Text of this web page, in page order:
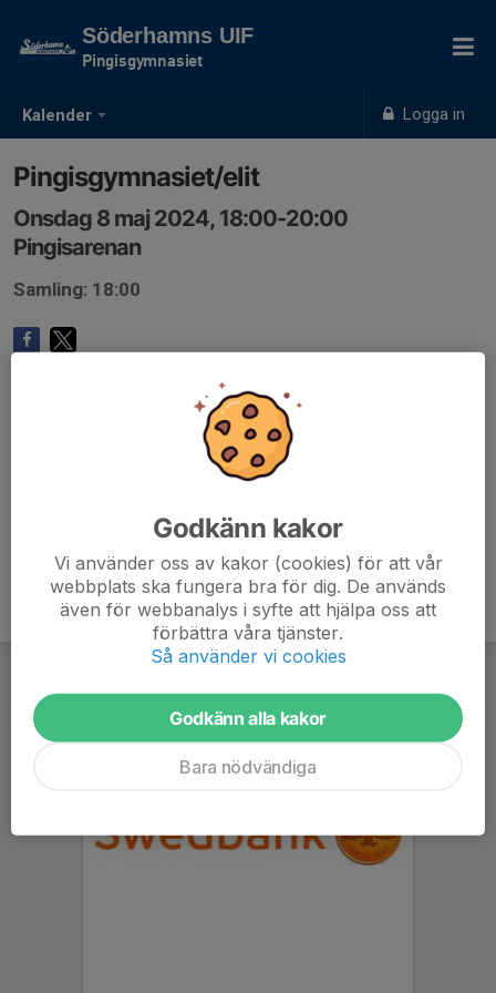
Kalender Logga in
Söderhamns UIF
Pingisgymnasiet
Pingisgymnasiet/elit
Onsdag 8 maj 2024, 18:00-20:00
Pingisarenan
Samling: 18:00
Godkänn kakor
Vi använder oss av kakor (cookies) för att vår
webbplats ska fungera bra för dig. De används
även för webbanalys i syfte att hjälpa oss att
förbättra våra tjänster.
Så använder vi cookies
Godkänn alla kakor
Bara nödvändiga